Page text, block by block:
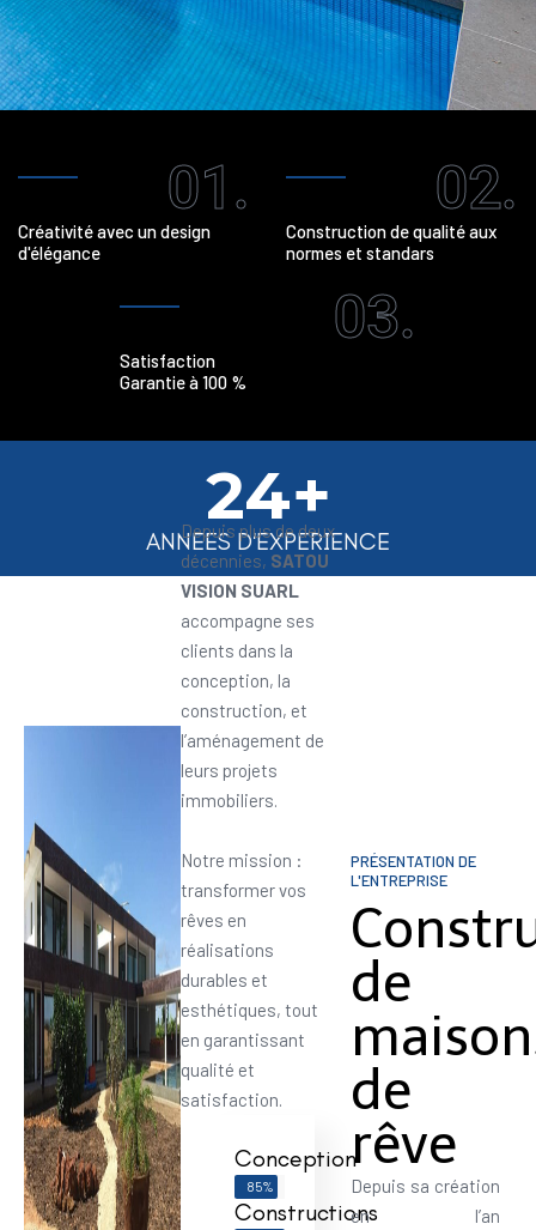
01.
Créativité avec un design
d'élégance
02.
Construction de qualité aux
normes et standars
03.
Satisfaction
Garantie à 100 %
24+
ANNEES D'EXPERIENCE
Depuis plus de deux
décennies, SATOU
VISION SUARL
accompagne ses
clients dans la
conception, la
construction, et
l’aménagement de
leurs projets
immobiliers.
Notre mission :
transformer vos
rêves en
réalisations
durables et
esthétiques, tout
en garantissant
qualité et
satisfaction.
Conception
85%
Constructions
PRÉSENTATION DE
L'ENTREPRISE
de
de
rêve
Depuis sa création
en l’an